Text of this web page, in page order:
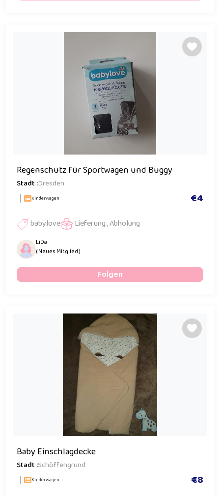
Regenschutz für Sportwagen und Buggy
Stadt :Dresden
Kinderwagen €4
babylove Lieferung , Abholung
LiDa
( Neues Mitglied )
Folgen
Baby Einschlagdecke
Stadt :Schöffengrund
Kinderwagen €8